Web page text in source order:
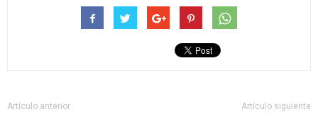
Artículo anterior Artículo siguiente